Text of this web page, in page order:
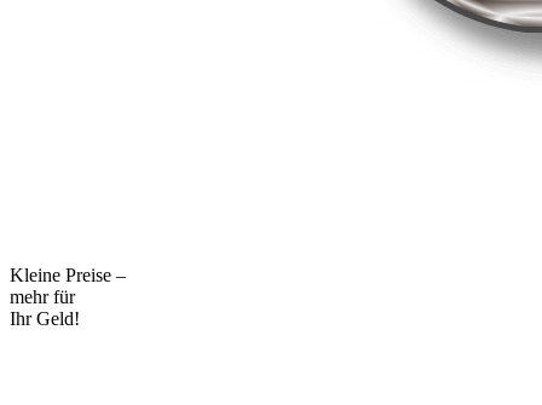
Kleine Preise –
mehr für
Ihr Geld!